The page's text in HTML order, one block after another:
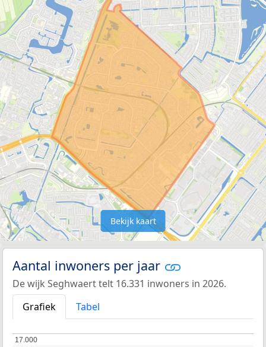
Bekijk kaart
Aantal inwoners per jaar
De wijk Seghwaert telt 16.331 inwoners in 2026.
Grafiek
Tabel
17.000
17.000